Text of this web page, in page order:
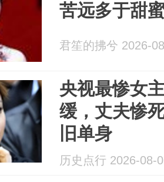
苦远多于甜
君笙的拂兮 2026-
央视最惨女
缓，丈夫惨
旧单身
历史点行 2026-08-